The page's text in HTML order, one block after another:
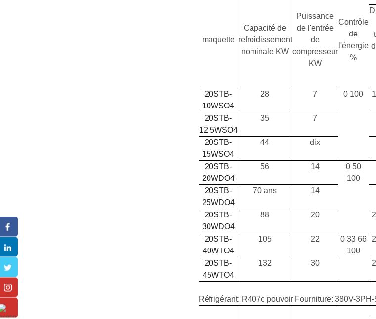
maquette
Capacité de
refroidissement
nominale KW
Puissance
de l'entrée
de
compresseur
KW
Contrôle
de
l'énergie
%
20STB-
10WSO4
28 7 0 100
20STB-
12.5WSO4
35 7
20STB-
15WSO4
44 dix
20STB-
20WDO4
56 14 050
100
20STB-
25WDO4
70 ans 14
20STB-
30WDO4
88 20
20STB-
40WTO4
105 22
0 33 66
100
20STB-
45WTO4
132 30
Réfrigérant: R407c pouvoir Fourniture: 380V-3PH-